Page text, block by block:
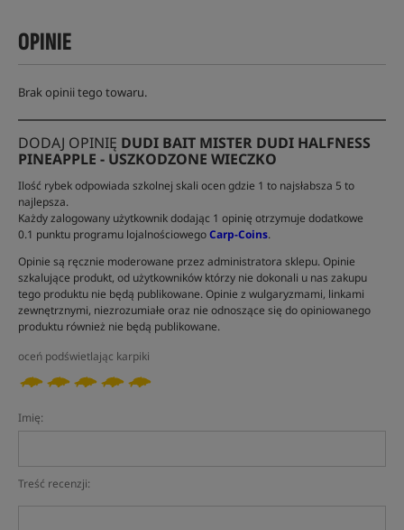
OPINIE
Brak opinii tego towaru.
DODAJ OPINIĘ DUDI BAIT MISTER DUDI HALFNESS
PINEAPPLE - USZKODZONE WIECZKO
Ilość rybek odpowiada szkolnej skali ocen gdzie 1 to najsłabsza 5 to
najlepsza.
Każdy zalogowany użytkownik dodając 1 opinię otrzymuje dodatkowe
0.1 punktu programu lojalnościowegoCarp-Coins.
Opinie są ręcznie moderowane przez administratora sklepu. Opinie
szkalujące produkt, od użytkowników którzy nie dokonali u nas zakupu
tego produktu nie będą publikowane. Opinie z wulgaryzmami, linkami
zewnętrznymi, niezrozumiałe oraz nie odnoszące się do opiniowanego
produktu również nie będą publikowane.
oceń podświetlając karpiki
Imię:
Treść recenzji: